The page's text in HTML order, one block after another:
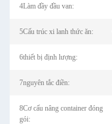
4Làm đầy đầu van:
5Cấu trúc xi lanh thức ăn:
6thiết bị định lượng:
7nguyên tắc điền:
8Cơ cấu nâng container đóng
gói: